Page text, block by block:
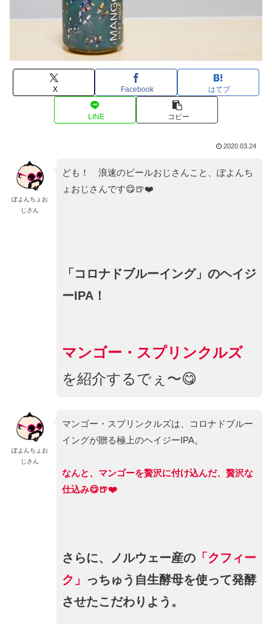
X Facebook はてブ
LINE コピー
2020.03.24
ぽよんちょお
じさん
ども！ 浪速のビールおじさんこと、ぽよんち
ょおじさんです😋🍺❤️
「コロナドブルーイング」のヘイジ
ーIPA！
マンゴー・スプリンクルズ
を紹介するでぇ〜😋
ぽよんちょお
じさん
マンゴー・スプリンクルズは、コロナドブルー
イングが贈る極上のヘイジーIPA。
なんと、マンゴーを贅沢に付け込んだ、贅沢な
仕込み😋🍺❤️
さらに、ノルウェー産の「クフィー
ク」 っちゅう自生酵母を使って発酵
させたこだわりよう。